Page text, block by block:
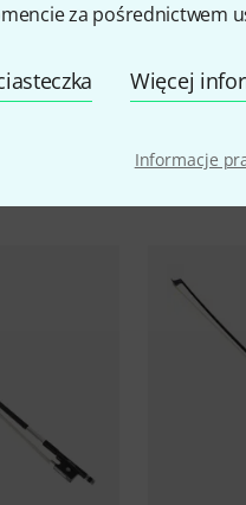
za pośrednictwem
Więcej
Informacje